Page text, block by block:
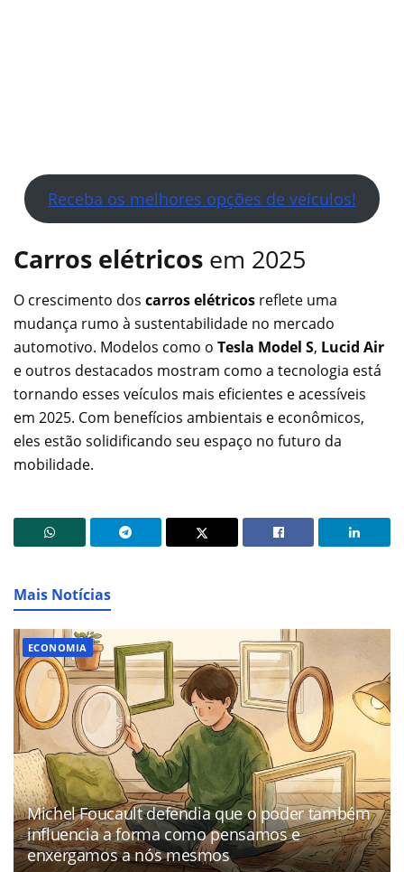
Receba os melhores opções de veículos!
Carros elétricos em 2025
O crescimento dos carros elétricos reflete uma
mudança rumo à sustentabilidade no mercado
automotivo. Modelos como o Tesla Model S, Lucid Air
e outros destacados mostram como a tecnologia está
tornando esses veículos mais eficientes e acessíveis
em 2025. Com benefícios ambientais e econômicos,
eles estão solidificando seu espaço no futuro da
mobilidade.
Mais Notícias
ECONOMIA
Michel Foucault defendia que o poder também
influencia a forma como pensamos e
enxergamos a nós mesmos